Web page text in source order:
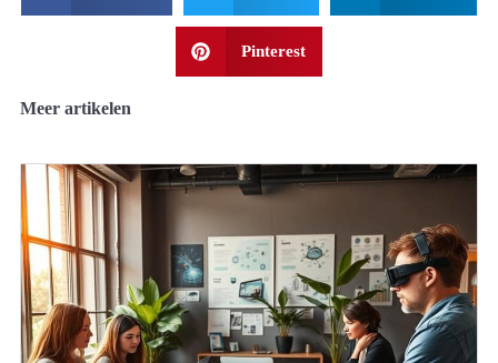
Pinterest
Meer artikelen